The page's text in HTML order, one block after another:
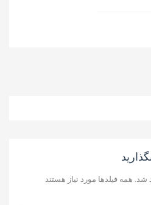
همه فیلدها مورد نیاز هستند